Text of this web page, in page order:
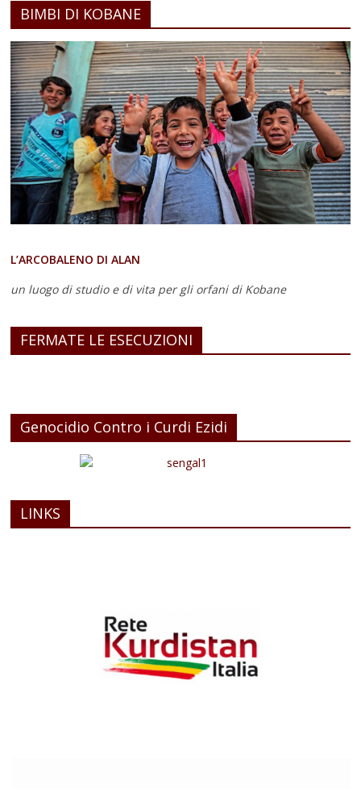
BIMBI DI KOBANE
L’ARCOBALENO DI ALAN
un luogo di studio e di vita per gli orfani di Kobane
FERMATE LE ESECUZIONI
Genocidio Contro i Curdi Ezidi
LINKS